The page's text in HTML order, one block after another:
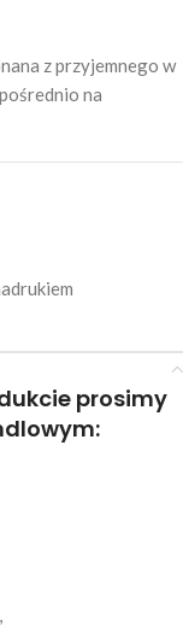
z przyjemnego w
na
prosimy